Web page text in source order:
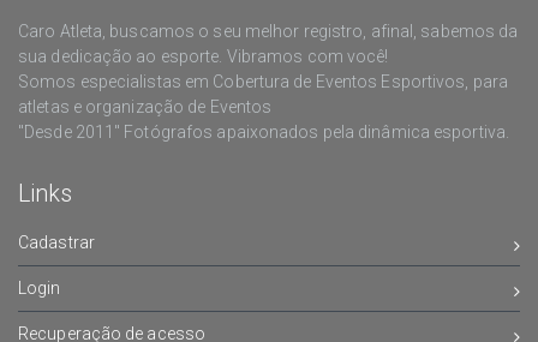
Caro Atleta, buscamos o seu melhor registro, afinal, sabemos da
sua dedicação ao esporte. Vibramos com você!
Somos especialistas em Cobertura de Eventos Esportivos, para
atletas e organização de Eventos
"Desde 2011" Fotógrafos apaixonados pela dinâmica esportiva.
Links
Cadastrar
Login
Recuperação de acesso